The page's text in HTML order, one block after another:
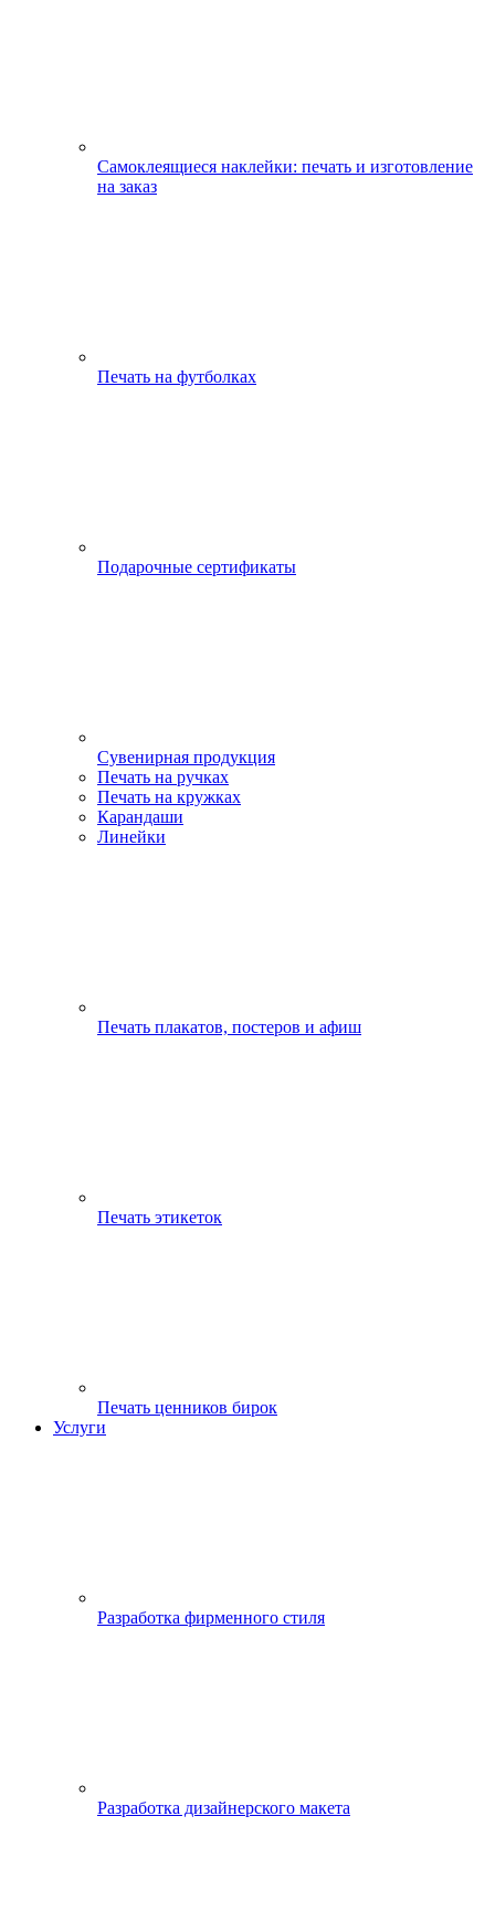
Самоклеящиеся наклейки: печать и изготовление
на заказ
Печать на футболках
Подарочные сертификаты
Сувенирная продукция
Печать на ручках
Печать на кружках
Карандаши
Линейки
Печать плакатов, постеров и афиш
Печать этикеток
Печать ценников бирок
Услуги
Разработка фирменного стиля
Разработка дизайнерского макета